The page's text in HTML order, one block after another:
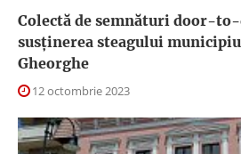
Colectă de semnături door-
susţinerea steagului
Gheorghe
12 octombrie 2023